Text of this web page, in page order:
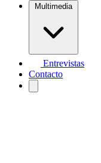
Multimedia
Entrevistas
Contacto